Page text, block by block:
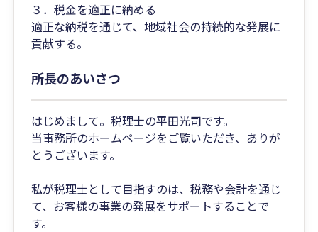
３．税金を適正に納める
適正な納税を通じて、地域社会の持続的な発展に
貢献する。
所長のあいさつ
はじめまして。税理士の平田光司です。
当事務所のホームページをご覧いただき、ありが
とうございます。
私が税理士として目指すのは、税務や会計を通じ
て、お客様の事業の発展をサポートすることで
す。